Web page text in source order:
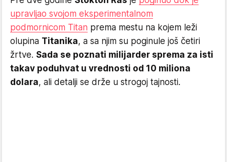
upravljao svojom eksperimentalnom
podmornicom Titan prema mestu na kojem leži
olupina Titanika, a sa njim su poginule još četiri
žrtve. Sada se poznati milijarder sprema za isti
takav poduhvat u vrednosti od 10 miliona
dolara, ali detalji se drže u strogoj tajnosti.